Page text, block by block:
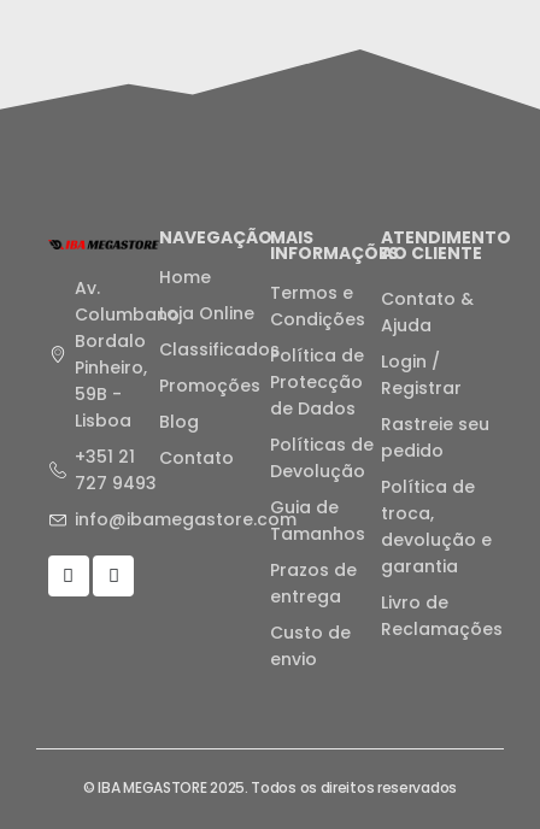
Av.
Columbano
Bordalo
Pinheiro,
59B -
Lisboa
+351 21
727 9493
info@ibamegastore.com
NAVEGAÇÃO
Home
Loja Online
Classificados
Promoções
Blog
Contato
MAIS
INFORMAÇÕES
Termos e
Condições
Política de
Protecção
de Dados
Políticas de
Devolução
Guia de
Tamanhos
Prazos de
entrega
Custo de
envio
ATENDIMENTO
AO CLIENTE
Contato &
Ajuda
Login /
Registrar
Rastreie seu
pedido
Política de
troca,
devolução e
garantia
Livro de
Reclamações
© IBA MEGASTORE 2025. Todos os direitos reservados